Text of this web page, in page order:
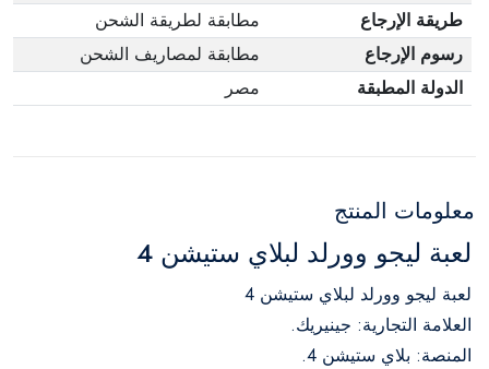
طريقة الإرجاع
مطابقة لطريقة الشحن
رسوم الإرجاع
مطابقة لمصاريف الشحن
الدولة المطبقة
مصر
معلومات المنتج
لعبة ليجو وورلد لبلاي ستيشن 4
لعبة ليجو وورلد لبلاي ستيشن 4
العلامة التجارية: جينيريك.
المنصة: بلاي ستيشن 4.